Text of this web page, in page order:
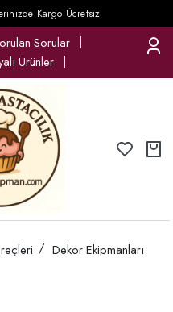
Kargo Ücretsiz
Sorular
Ürünler
Dekor Ekipmanları